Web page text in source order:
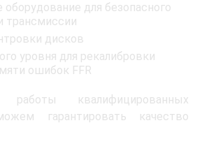
оборудование для безопасного
трансмиссии
дисков
уровня для рекалибровки
ошибок FFR
квалифицированных
гарантировать качество